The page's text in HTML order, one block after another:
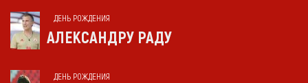
ДЕНЬ РОЖДЕНИЯ
АЛЕКСАНДРУ РАДУ
ДЕНЬ РОЖДЕНИЯ